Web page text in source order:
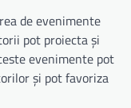
de evenimente
pot proiecta și
evenimente pot
și pot favoriza